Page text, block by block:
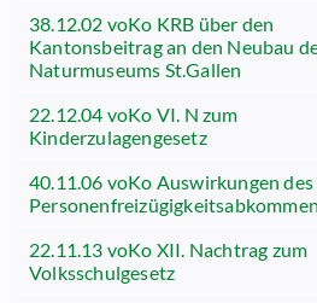
38.12.02 voKo KRB über den
Kantonsbeitrag an den Neubau
Naturmuseums St.Gallen
22.12.04 voKo VI. N zum
Kinderzulagengesetz
40.11.06 voKo Auswirkungen des
22.11.13 voKo XII. Nachtrag zum
Volksschulgesetz